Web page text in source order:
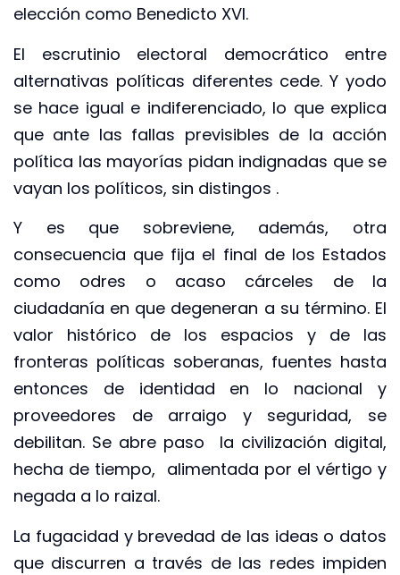
elección como Benedicto XVI.
El escrutinio electoral democrático entre
alternativas políticas diferentes cede. Y yodo
se hace igual e indiferenciado, lo que explica
que ante las fallas previsibles de la acción
política las mayorías pidan indignadas que se
vayan los políticos, sin distingos .
Y es que sobreviene, además, otra
consecuencia que fija el final de los Estados
como odres o acaso cárceles de la
ciudadanía en que degeneran a su término. El
valor histórico de los espacios y de las
fronteras políticas soberanas, fuentes hasta
entonces de identidad en lo nacional y
proveedores de arraigo y seguridad, se
debilitan. Se abre paso la civilización digital,
hecha de tiempo, alimentada por el vértigo y
negada a lo raizal.
La fugacidad y brevedad de las ideas o datos
que discurren a través de las redes impiden